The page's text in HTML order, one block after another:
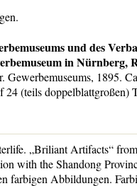
und des
in Nürnberg,
Gewerbemuseums, 1895.
(teils doppelblattgroßen)
„Briliant Artifacts“
with the Shandong
farbigen Abbildungen.